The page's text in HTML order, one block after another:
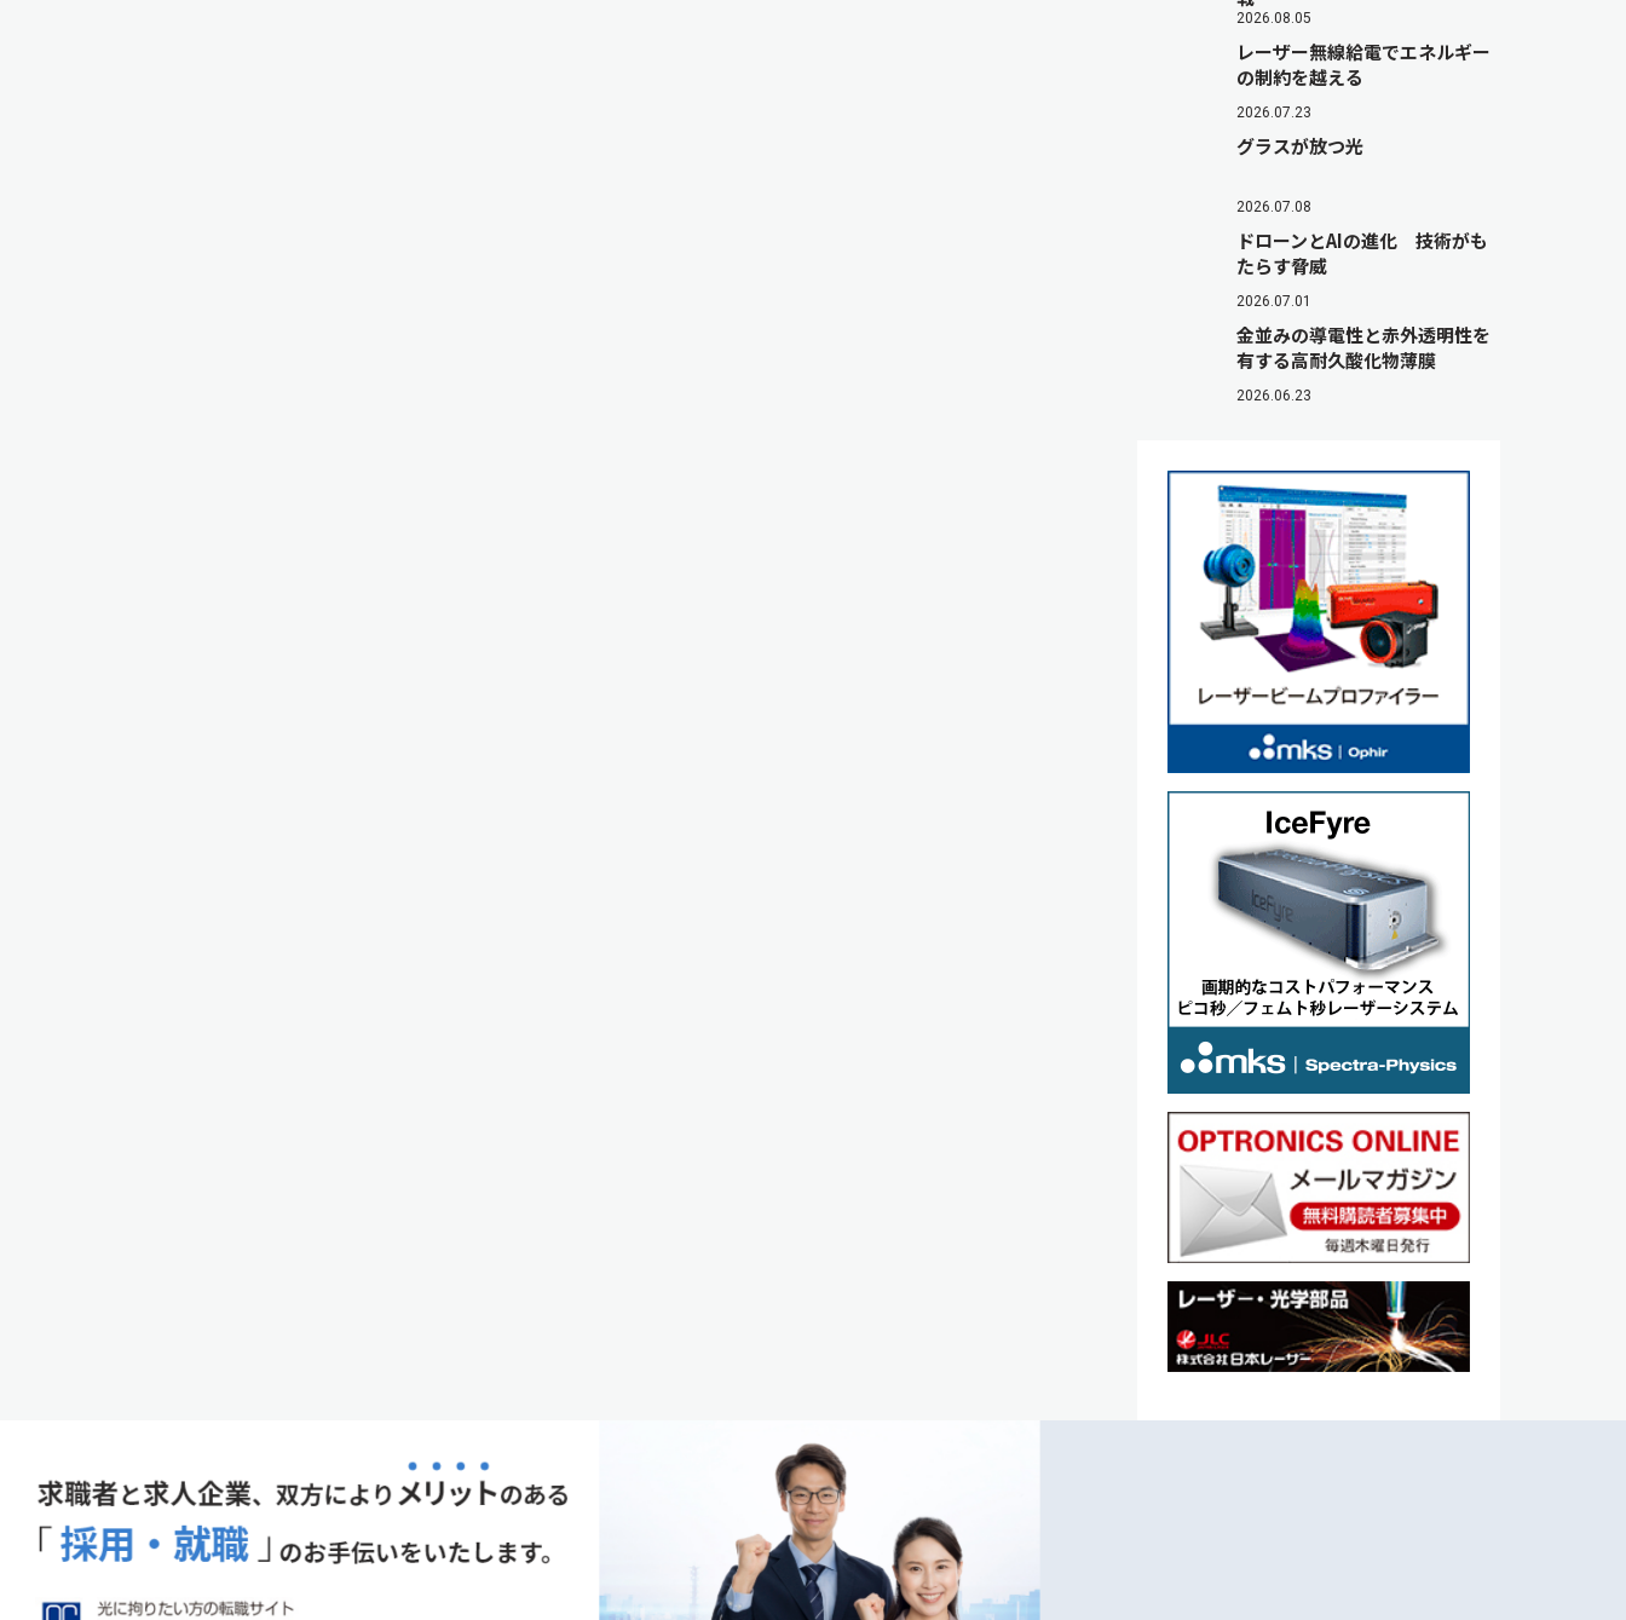
2026.08.05
レーザー無線給電でエネルギー
の制約を越える
2026.07.23
グラスが放つ光
2026.07.08
ドローンとAIの進化 技術がも
たらす脅威
2026.07.01
金並みの導電性と赤外透明性を
有する高耐久酸化物薄膜
2026.06.23